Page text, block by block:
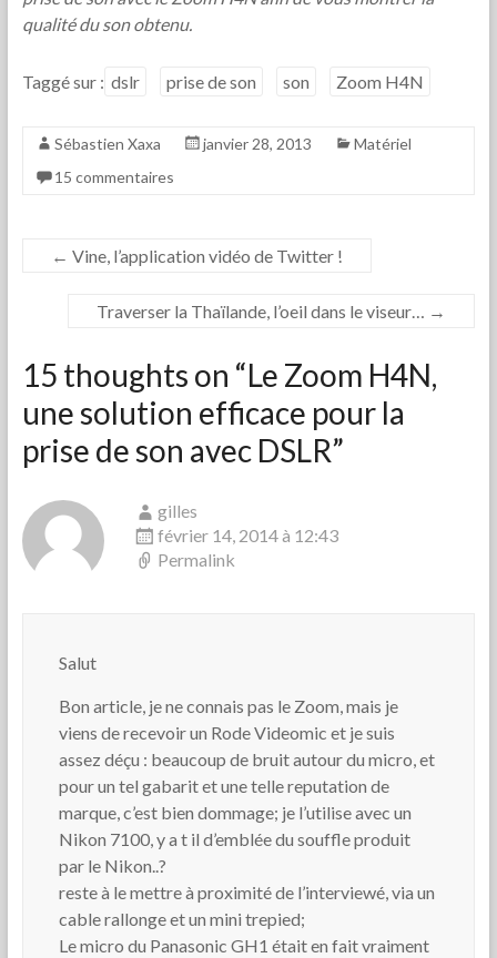
qualité du son obtenu.
Taggé sur : dslr prise de son son Zoom H4N
Sébastien Xaxa janvier 28, 2013
Matériel
15 commentaires
← Vine, l’application vidéo de Twitter !
Traverser la Thaïlande, l’oeil dans le viseur… →
15 thoughts on “Le Zoom H4N,
une solution efficace pour la
prise de son avec DSLR”
gilles
février 14, 2014 à 12:43
Permalink
Salut
Bon article, je ne connais pas le Zoom, mais je
viens de recevoir un Rode Videomic et je suis
assez déçu : beaucoup de bruit autour du micro, et
pour un tel gabarit et une telle reputation de
marque, c’est bien dommage; je l’utilise avec un
Nikon 7100, y a t il d’emblée du souffle produit
par le Nikon..?
reste à le mettre à proximité de l’interviewé, via un
cable rallonge et un mini trepied;
Le micro du Panasonic GH1 était en fait vraiment